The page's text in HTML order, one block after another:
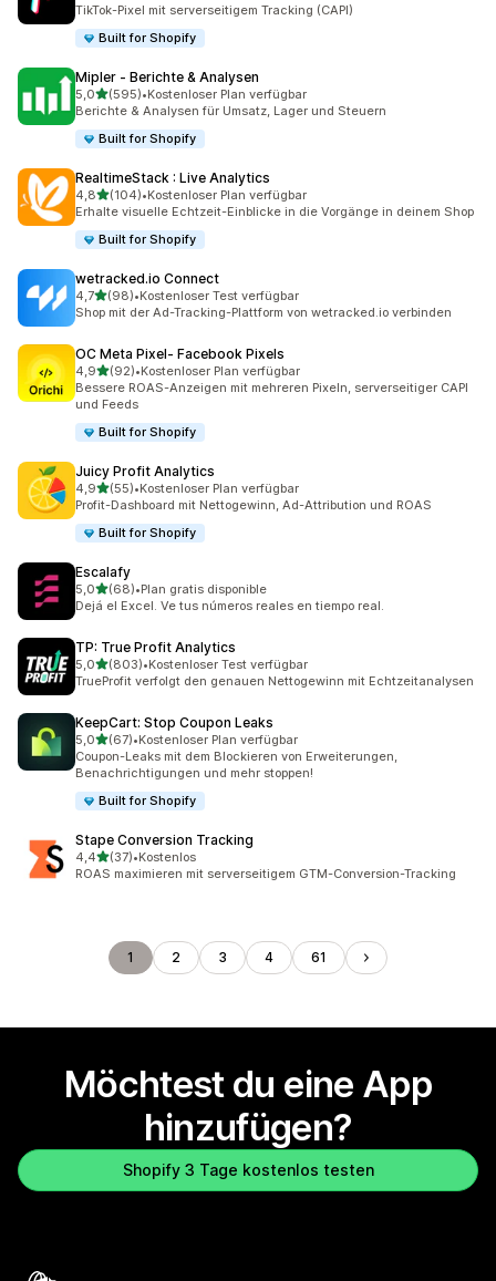
TikTok-Pixel mit serverseitigem Tracking (CAPI)
Built for Shopify
Mipler ‑ Berichte & Analysen
5,0von 5 Sternen
(595)
595 Rezensionen insgesamt
•Kostenloser Plan verfügbar
Berichte & Analysen für Umsatz, Lager und Steuern
Built for Shopify
RealtimeStack : Live Analytics
4,8von 5 Sternen
(104)
104 Rezensionen insgesamt
•Kostenloser Plan verfügbar
Erhalte visuelle Echtzeit-Einblicke in die Vorgänge in deinem Shop
Built for Shopify
wetracked.io Connect
4,7von 5 Sternen
(98)
98 Rezensionen insgesamt
•Kostenloser Test verfügbar
Shop mit der Ad-Tracking-Plattform von wetracked.io verbinden
OC Meta Pixel‑ Facebook Pixels
4,9von 5 Sternen
(92)
92 Rezensionen insgesamt
•Kostenloser Plan verfügbar
Bessere ROAS-Anzeigen mit mehreren Pixeln, serverseitiger CAPI
und Feeds
Built for Shopify
Juicy Profit Analytics
4,9von 5 Sternen
(55)
55 Rezensionen insgesamt
•Kostenloser Plan verfügbar
Profit-Dashboard mit Nettogewinn, Ad-Attribution und ROAS
Built for Shopify
Escalafy
5,0von 5 Sternen
(68)
68 Rezensionen insgesamt
•Plan gratis disponible
Dejá el Excel. Ve tus números reales en tiempo real.
TP: True Profit Analytics
5,0von 5 Sternen
(803)
803 Rezensionen insgesamt
•Kostenloser Test verfügbar
TrueProfit verfolgt den genauen Nettogewinn mit Echtzeitanalysen
KeepCart: Stop Coupon Leaks
5,0von 5 Sternen
(67)
67 Rezensionen insgesamt
•Kostenloser Plan verfügbar
Coupon-Leaks mit dem Blockieren von Erweiterungen,
Benachrichtigungen und mehr stoppen!
Built for Shopify
Stape Conversion Tracking
4,4von 5 Sternen
(37)
37 Rezensionen insgesamt
•Kostenlos
ROAS maximieren mit serverseitigem GTM-Conversion-Tracking
1 2 3 4 61
Möchtest du eine App
hinzufügen?
Shopify 3 Tage kostenlos testen